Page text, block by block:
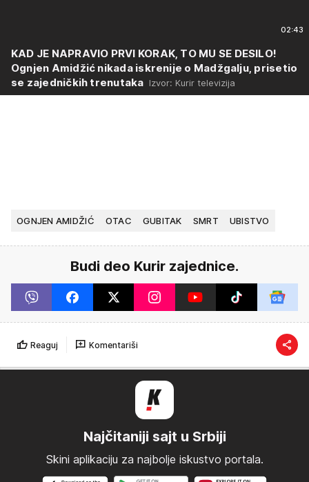
02:43
KAD JE NAPRAVIO PRVI KORAK, TO MU SE DESILO!
Ognjen Amidžić nikada iskrenije o Madžgalju, prisetio
se zajedničkih trenutaka Izvor: Kurir televizija
OGNJEN AMIDŽIĆ OTAC GUBITAK SMRT UBISTVO
Budi deo Kurir zajednice.
Reaguj Komentariši
Najčitaniji sajt u Srbiji
Skini aplikaciju za najbolje iskustvo portala.